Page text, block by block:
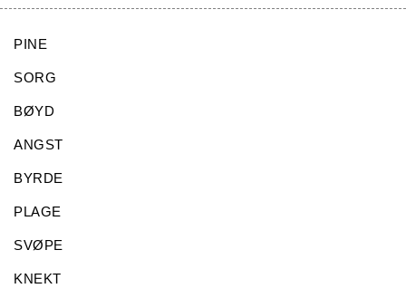
PINE
SORG
BØYD
ANGST
BYRDE
PLAGE
SVØPE
KNEKT